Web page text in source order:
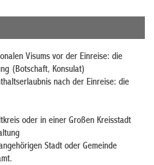
Visums vor der Einreise: die
(Botschaft, Konsulat)
nach der Einreise: die
oder in einer Großen Kreisstadt
Stadt oder Gemeinde